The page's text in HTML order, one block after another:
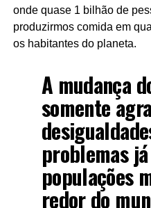
onde quase 1 bilhão de
produzirmos comida em
os habitantes do planeta.
A mudança
somente
problemas
populações
redor do